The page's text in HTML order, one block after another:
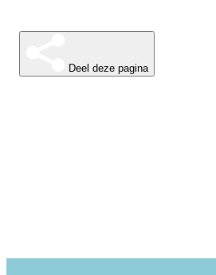
Deel deze pagina